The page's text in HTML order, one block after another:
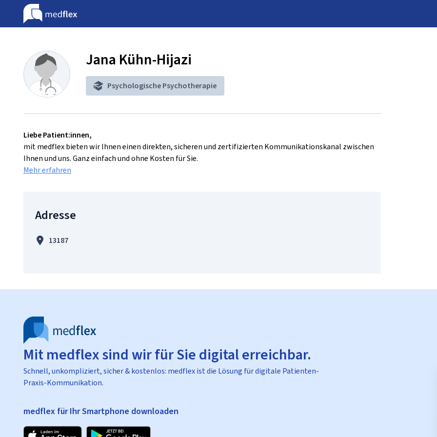
Jana Kühn-Hijazi
Psychologische Psychotherapie
Liebe Patient:innen,
mit medflex bieten wir Ihnen einen direkten, sicheren und zertifizierten Kommunikationskanal zwischen
Ihnen und uns. Ganz einfach und ohne Kosten für Sie.
Mehr erfahren
Adresse
13187
Mit medflex sind wir für Sie digital erreichbar.
Schnell, unkompliziert, sicher & kostenlos: medflex ist die Lösung für digitale Patienten-
Praxis-Kommunikation.
medflex für Ihr Smartphone downloaden